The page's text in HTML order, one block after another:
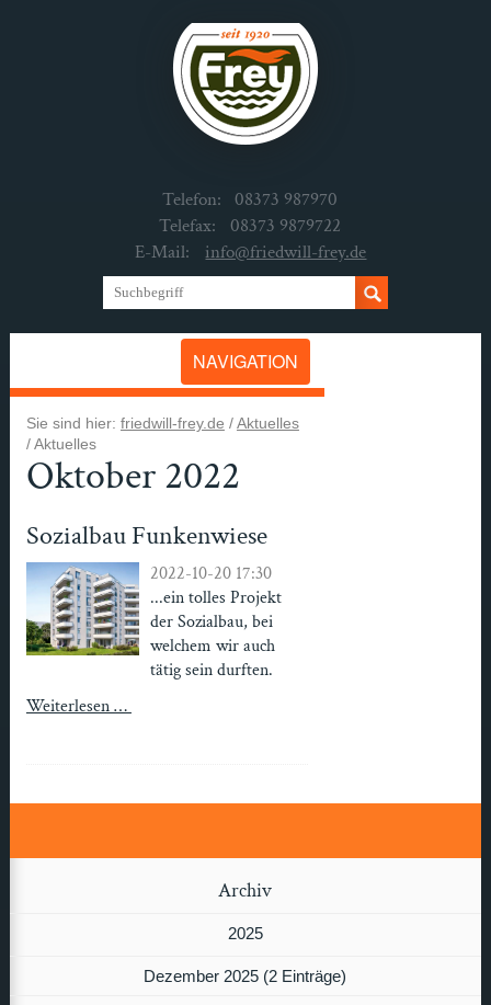
Telefon: 08373 987970
Telefax:
08373 9879722
E-Mail:
info@friedwill-frey.de
NAVIGATION
Sie sind hier: friedwill-frey.de /Aktuelles
/Aktuelles
Oktober 2022
Sozialbau Funkenwiese
2022-10-20 17:30
...ein tolles Projekt
der Sozialbau, bei
welchem wir auch
tätig sein durften.
Weiterlesen …
Archiv
2025
Dezember 2025 (2 Einträge)